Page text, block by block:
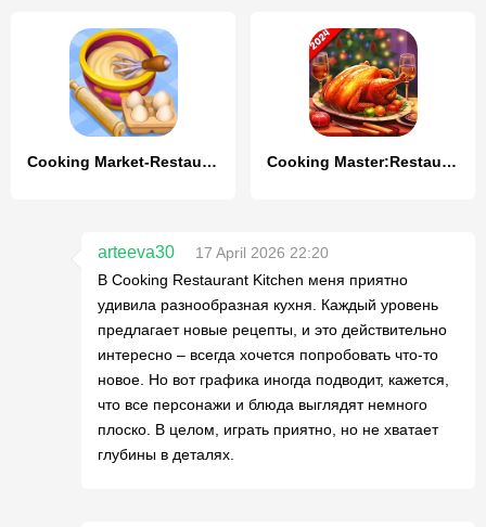
Cooking Market-Restaurant Game Cooking Master:Restaurant Game
arteeva30
17 April 2026 22:20
В Cooking Restaurant Kitchen меня приятно
удивила разнообразная кухня. Каждый уровень
предлагает новые рецепты, и это действительно
интересно – всегда хочется попробовать что-то
новое. Но вот графика иногда подводит, кажется,
что все персонажи и блюда выглядят немного
плоско. В целом, играть приятно, но не хватает
глубины в деталях.